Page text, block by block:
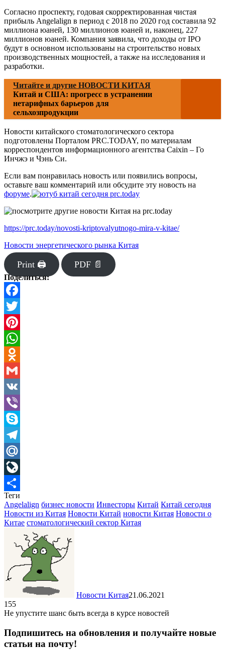
Согласно проспекту, годовая скорректированная чистая
прибыль Angelalign в период с 2018 по 2020 год составила 92
миллиона юаней, 130 миллионов юаней и, наконец, 227
миллионов юаней. Компания заявила, что доходы от IPO
будут в основном использованы на строительство новых
производственных мощностей, а также на исследования и
разработки.
Читайте и другие НОВОСТИ КИТАЯ
Китай и США: прогресс в устранении
нетарифных барьеров для
сельхозпродукции
Новости китайского стоматологического сектора
подготовлены Порталом PRC.TODAY, по материалам
корреспондентов информационного агентства Caixin – Го
Инчжэ и Чэнь Си.
Если вам понравилась новость или появились вопросы,
оставьте ваш комментарий или обсудите эту новость на
форуме.
https://prc.today/novosti-kriptovalyutnogo-mira-v-kitae/
Новости энергетического рынка Китая
Print 🖨 PDF 📄
Поделиться:
Facebook
Twitter
Pinterest
WhatsApp
Odnoklassniki
Gmail
VK
Viber
Skype
Telegram
Mail.Ru
LiveJournal
Отправить
Теги
Angelalign бизнес новости Инвесторы Китай Китай сегодня
Новости из Китая Новости Китай новости Китая Новости о
Китае стоматологический сектор Китая
Новости Китая21.06.2021
155
Не упустите шанс быть всегда в курсе новостей
Подпишитесь на обновления и получайте новые
статьи на почту!